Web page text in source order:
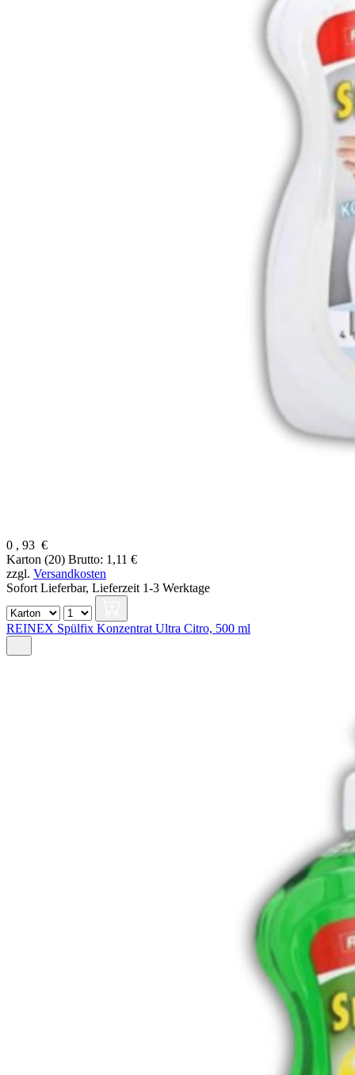
0 , 93 €
Karton (20) Brutto: 1,11 €
zzgl. Versandkosten
Sofort Lieferbar, Lieferzeit 1-3 Werktage
REINEX Spülfix Konzentrat Ultra Citro, 500 ml